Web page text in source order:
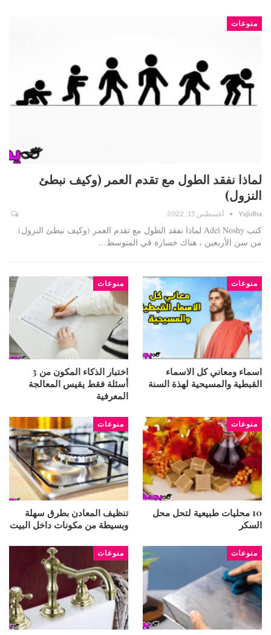
منوعات
لماذا نفقد الطول مع تقدم العمر (وكيف نبطئ
النزول)
Yajidha أغسطس 15, 2022
كتب Adel Noshy لماذا نفقد الطول مع تقدم العمر (وكيف نبطئ النزول)
من سن الأربعين ، هناك خسارة في المتوسط…
منوعات
اسماء ومعاني كل الاسماء
القبطية والمسيحية لهذة السنة
منوعات
اختبار الذكاء المكون من 3
أسئلة فقط يقيس المعالجة
المعرفية
منوعات
10 محليات طبيعية لتحل محل
السكر
منوعات
تنظيف المعادن بطرق سهلة
وبسيطة من مكونات داخل البيت
منوعات منوعات